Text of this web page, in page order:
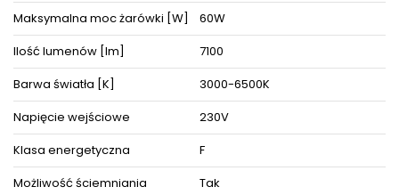
Maksymalna moc żarówki [W]
60W
Ilość lumenów [lm]
7100
Barwa światła [K]
3000-6500K
Napięcie wejściowe
230V
Klasa energetyczna
F
Możliwość ściemniania
Tak